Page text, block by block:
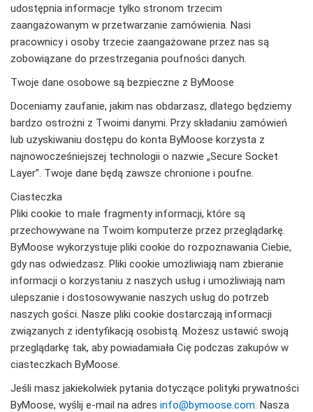
udostępnia informacje tylko stronom trzecim
zaangażowanym w przetwarzanie zamówienia. Nasi
pracownicy i osoby trzecie zaangażowane przez nas są
zobowiązane do przestrzegania poufności danych.
Twoje dane osobowe są bezpieczne z ByMoose
Doceniamy zaufanie, jakim nas obdarzasz, dlatego będziemy
bardzo ostrożni z Twoimi danymi. Przy składaniu zamówień
lub uzyskiwaniu dostępu do konta ByMoose korzysta z
najnowocześniejszej technologii o nazwie „Secure Socket
Layer”. Twoje dane będą zawsze chronione i poufne.
Ciasteczka
Pliki cookie to małe fragmenty informacji, które są
przechowywane na Twoim komputerze przez przeglądarkę.
ByMoose wykorzystuje pliki cookie do rozpoznawania Ciebie,
gdy nas odwiedzasz. Pliki cookie umożliwiają nam zbieranie
informacji o korzystaniu z naszych usług i umożliwiają nam
ulepszanie i dostosowywanie naszych usług do potrzeb
naszych gości. Nasze pliki cookie dostarczają informacji
związanych z identyfikacją osobistą. Możesz ustawić swoją
przeglądarkę tak, aby powiadamiała Cię podczas zakupów w
ciasteczkach ByMoose.
Jeśli masz jakiekolwiek pytania dotyczące polityki prywatności
ByMoose, wyślij e-mail na adres info@bymoose.com . Nasza